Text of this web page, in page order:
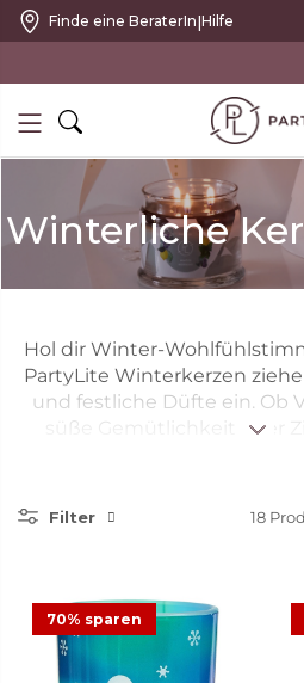
Finde eine BeraterIn|Hilfe
Winterliche
Hol dir Winter-
PartyLite Winterkerzen
und festliche Düfte ein. Ob
süße Gemütlichkeit oder
Winter- und
. Für
winterlichen
Filter 18
70% sparen